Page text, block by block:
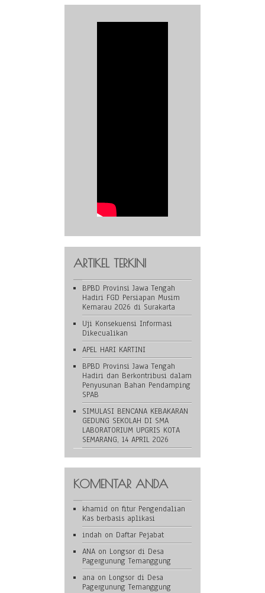
ARTIKEL TERKINI
BPBD Provinsi Jawa Tengah
Hadiri FGD Persiapan Musim
Kemarau 2026 di Surakarta
Uji Konsekuensi Informasi
Dikecualikan
APEL HARI KARTINI
BPBD Provinsi Jawa Tengah
Hadiri dan Berkontribusi dalam
Penyusunan Bahan Pendamping
SPAB
SIMULASI BENCANA KEBAKARAN
GEDUNG SEKOLAH DI SMA
LABORATORIUM UPGRIS KOTA
SEMARANG, 14 APRIL 2026
KOMENTAR ANDA
khamid on fitur Pengendalian
Kas berbasis aplikasi
indah on Daftar Pejabat
ANA on Longsor di Desa
Pagergunung Temanggung
ana on Longsor di Desa
Pagergunung Temanggung